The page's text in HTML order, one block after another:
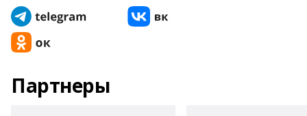
Партнеры